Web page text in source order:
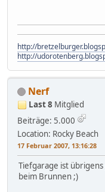
http://
http://
Nerf
Last 8 Mitglied
Beiträge: 5.000
Location: Rocky Beach
17 Februar 2007, 13:16:28
Tiefgarage ist
beim Brunnen ;)